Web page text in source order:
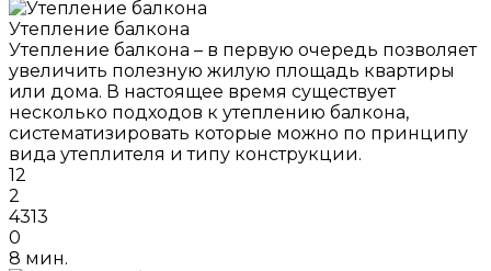
Утепление балкона
Утепление балкона – в первую очередь позволяет
увеличить полезную жилую площадь квартиры
или дома. В настоящее время существует
несколько подходов к утеплению балкона,
систематизировать которые можно по принципу
вида утеплителя и типу конструкции.
12
2
4313
0
8 мин.